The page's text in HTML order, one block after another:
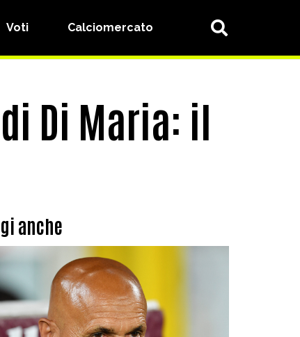
Voti Calciomercato
Di Maria: il
anche